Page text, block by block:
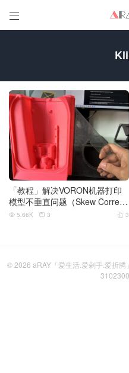

「教程」解决VORON机器打印
模型不垂直问题（Skew Correcti
on软件微调矫正）
 3
 5.66K  3
© 2026 aRAY「爱生活.爱剁手.爱折腾」